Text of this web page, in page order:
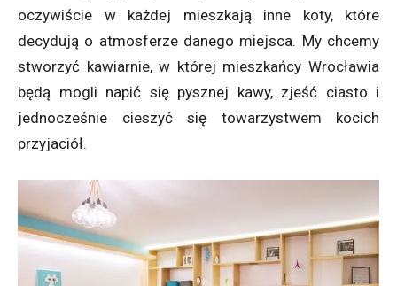
oczywiście w każdej mieszkają inne koty, które
decydują o atmosferze danego miejsca. My chcemy
stworzyć kawiarnie, w której mieszkańcy Wrocławia
będą mogli napić się pysznej kawy, zjeść ciasto i
jednocześnie cieszyć się towarzystwem kocich
przyjaciół.